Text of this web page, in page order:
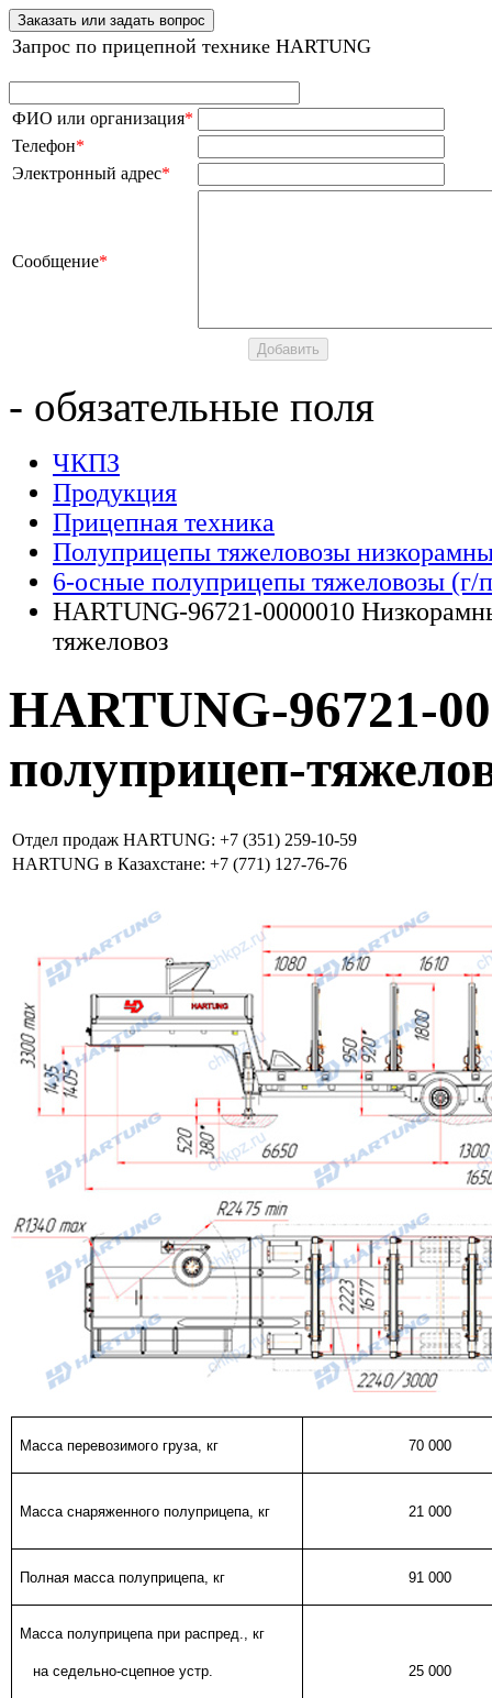
Заказать или задать вопрос
Запрос по прицепной технике HARTUNG
ФИО или организация*
Телефон*
Электронный адрес*
Сообщение*
- обязательные поля
ЧКПЗ
Продукция
Прицепная техника
Полуприцепы тяжеловозы
6-осные полуприцепы тяжеловозы (г/
HARTUNG-96721-0000010
тяжеловоз
HARTUNG-96721-
полуприцеп-
Отдел продаж HARTUNG: +7 (351) 259-10-59
HARTUNG в Казахстане: +7 (771) 127-76-76
Масса перевозимого груза, кг 70 000
Масса снаряженного полуприцепа, кг 21 000
Полная масса полуприцепа, кг 91 000
Масса полуприцепа при распред., кг
на седельно-сцепное устр. 25 000